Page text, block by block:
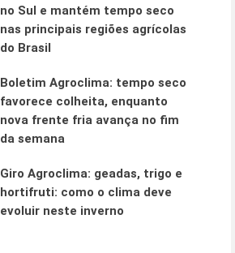
no Sul e mantém tempo seco
nas principais regiões agrícolas
do Brasil
Boletim Agroclima: tempo seco
favorece colheita, enquanto
nova frente fria avança no fim
da semana
Giro Agroclima: geadas, trigo e
hortifruti: como o clima deve
evoluir neste inverno